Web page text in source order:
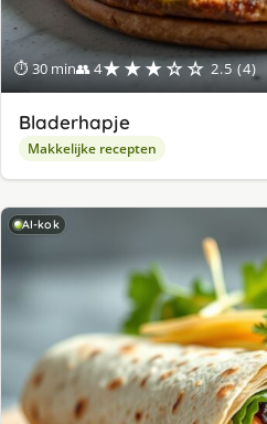
⏱ 30 min👥 4★★★☆☆ 2.5 (4)
Bladerhapje
Makkelijke recepten
AI-kok